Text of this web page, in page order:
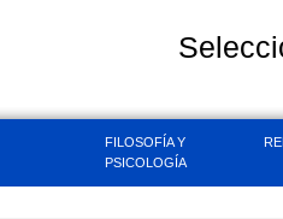
FILOSOFÍA Y
PSICOLOGÍA